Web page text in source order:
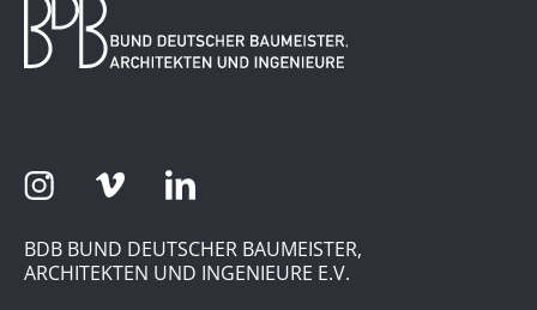
BDB BUND DEUTSCHER BAUMEISTER,
ARCHITEKTEN UND INGENIEURE E.V.